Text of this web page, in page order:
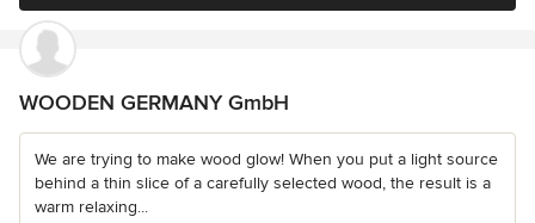
WOODEN GERMANY GmbH
We are trying to make wood glow! When you put a light source
behind a thin slice of a carefully selected wood, the result is a
warm relaxing...